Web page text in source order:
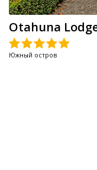
Otahuna
Южный остров